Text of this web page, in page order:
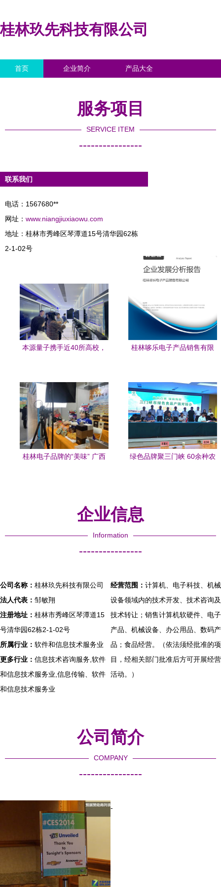
桂林玖先科技有限公司
首页 企业简介 产品大全
服务项目
SERVICE ITEM
----------------
联系我们
电话：1567680**
网址： www.niangjiuxiaowu.com
地址：桂林市秀峰区琴潭道15号清华园62栋
2-1-02号
本源量子携手近40所高校，
桂林哆乐电子产品销售有限
桂林电子品牌的“美味” 广西
绿色品牌聚三门峡 60余种农
企业信息
Information
----------------
公司名称： 桂林玖先科技有限公司
法人代表： 邹敏翔
注册地址： 桂林市秀峰区琴潭道15
号清华园62栋2-1-02号
所属行业： 软件和信息技术服务业
更多行业： 信息技术咨询服务,软件
和信息技术服务业,信息传输、软件
和信息技术服务业
经营范围： 计算机、电子科技、机械
设备领域内的技术开发、技术咨询及
技术转让；销售计算机软硬件、电子
产品、机械设备、办公用品、数码产
品；食品经营。（依法须经批准的项
目，经相关部门批准后方可开展经营
活动。）
公司简介
COMPANY
----------------
-